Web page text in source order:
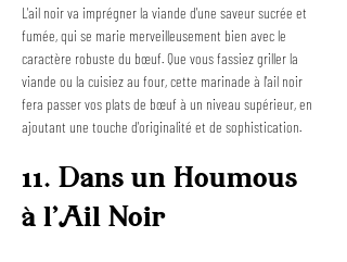
L'ail noir va imprégner la viande d'une saveur sucrée et
fumée, qui se marie merveilleusement bien avec le
caractère robuste du bœuf. Que vous fassiez griller la
viande ou la cuisiez au four, cette marinade à l'ail noir
fera passer vos plats de bœuf à un niveau supérieur, en
ajoutant une touche d'originalité et de sophistication.
11. Dans un Houmous
à l'Ail Noir